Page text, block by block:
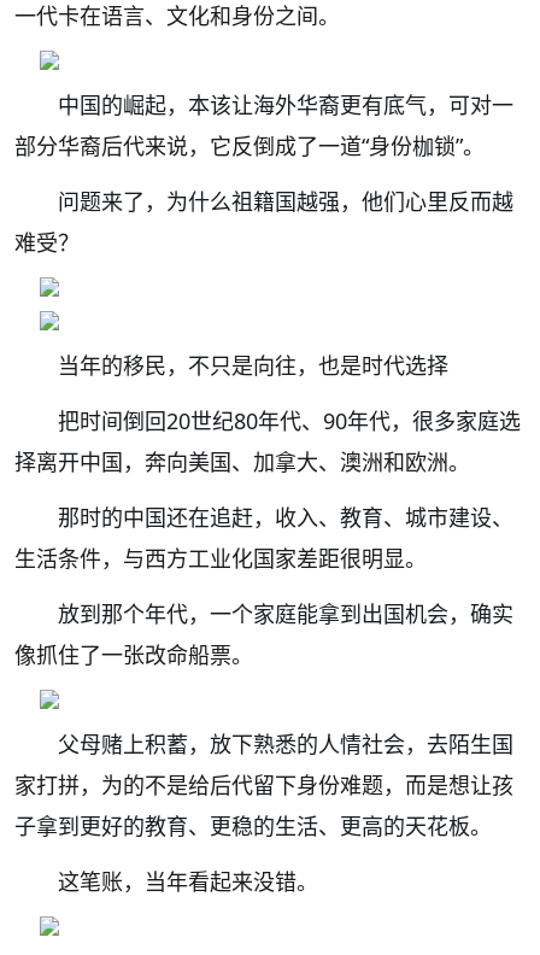
一代卡在语言、文化和身份之间。
中国的崛起，本该让海外华裔更有底气，可对一
部分华裔后代来说，它反倒成了一道“身份枷锁”。
问题来了，为什么祖籍国越强，他们心里反而越
难受？
当年的移民，不只是向往，也是时代选择
把时间倒回20世纪80年代、90年代，很多家庭选
择离开中国，奔向美国、加拿大、澳洲和欧洲。
那时的中国还在追赶，收入、教育、城市建设、
生活条件，与西方工业化国家差距很明显。
放到那个年代，一个家庭能拿到出国机会，确实
像抓住了一张改命船票。
父母赌上积蓄，放下熟悉的人情社会，去陌生国
家打拼，为的不是给后代留下身份难题，而是想让孩
子拿到更好的教育、更稳的生活、更高的天花板。
这笔账，当年看起来没错。